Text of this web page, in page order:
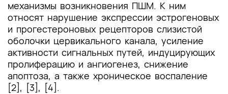
Приложение А1. Состав рабочей группы по
разработке и пересмотру клинических
рекомендаций
Приложение А2. Методология разработки
клинических рекомендаций
механизмы возникновения ПШМ. К ним
относят нарушение экспрессии эстрогеновых
и прогестероновых рецепторов слизистой
оболочки цервикального канала, усиление
активности сигнальных путей, индуцирующих
пролиферацию и ангиогенез, снижение
апоптоза, а также хроническое воспаление
[2], [3], [4].